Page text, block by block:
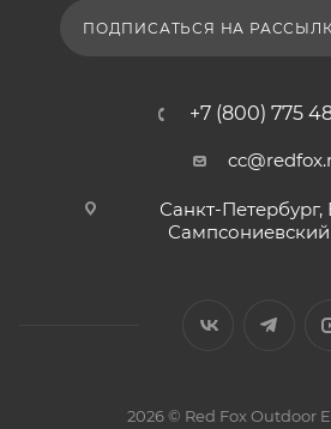
ПОДПИСАТЬСЯ НА
+7 (800) 775
Санкт-
2026 © Red Fox Outdoor